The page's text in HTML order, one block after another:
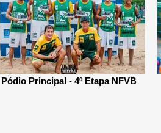
Pódio Principal - 4º Etapa NFVB